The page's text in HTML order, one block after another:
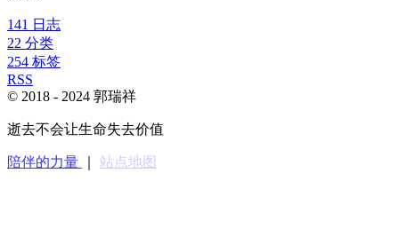
141 日志
22 分类
254 标签
RSS
© 2018 - 2024 郭瑞祥
逝去不会让生命失去价值
陪伴的力量 站点地图